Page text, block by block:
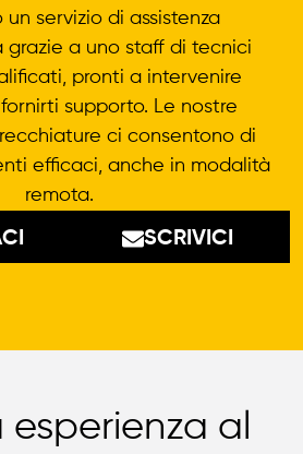
un servizio di assistenza
grazie a uno staff di tecnici
pronti a intervenire
supporto. Le nostre
ci consentono di
efficaci, anche in modalità
remota.
SCRIVICI
esperienza al